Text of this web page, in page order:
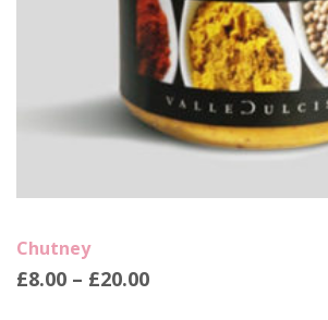
Chutney
£8.00 – £20.00